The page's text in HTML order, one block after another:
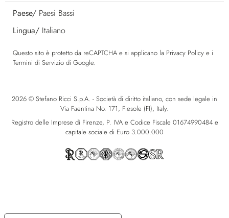
Paese/ Paesi Bassi
Lingua/ Italiano
Questo sito è protetto da reCAPTCHA e si applicano la Privacy Policy e i
Termini di Servizio di Google.
2026 © Stefano Ricci S.p.A. - Società di diritto italiano, con sede legale in
Via Faentina No. 171, Fiesole (FI), Italy.
Registro delle Imprese di Firenze, P. IVA e Codice Fiscale 01674990484 e
capitale sociale di Euro 3.000.000